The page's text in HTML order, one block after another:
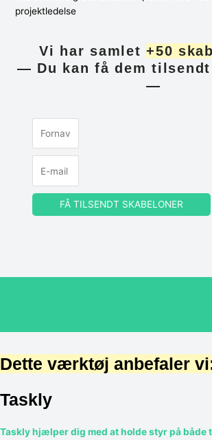
Vi har samlet+50
— Du kan få dem tilsendt
—
FÅ TILSENDT SKABELONER
Dette værktøj anbefaler
Taskly
Taskly hjælper dig med at holde styr på både